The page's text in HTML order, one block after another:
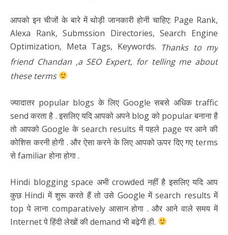
आपको इन चीजों के बारे में थोड़ी जानकारी होनी चाहिए: Page Rank,
Alexa Rank, Submssion Directories, Search Engine
Optimization, Meta Tags, Keywords. Thanks to my
friend Chandan ,a SEO Expert, for telling me about
these terms
ज्यादातर popular blogs के लिए Google सबसे अधिक traffic
send करता है . इसलिए यदि आपको अपने blog को popular बनाना है
तो आपको Google के search results में पहले page पर आने की
कोशिस करनी होगी . और ऐसा करने के लिए आपको ऊपर दिए गए terms
से familiar होना होगा .
Hindi blogging space अभी crowded नहीं है इसलिए यदि आप
कुछ Hindi में शुरू करते हैं तो उसे Google में search results में
top पे लाना comparatively आसान होगा . और आने वाले समय में
Internet पे हिंदी लेखों की demand भी बढ़ेगी ही.